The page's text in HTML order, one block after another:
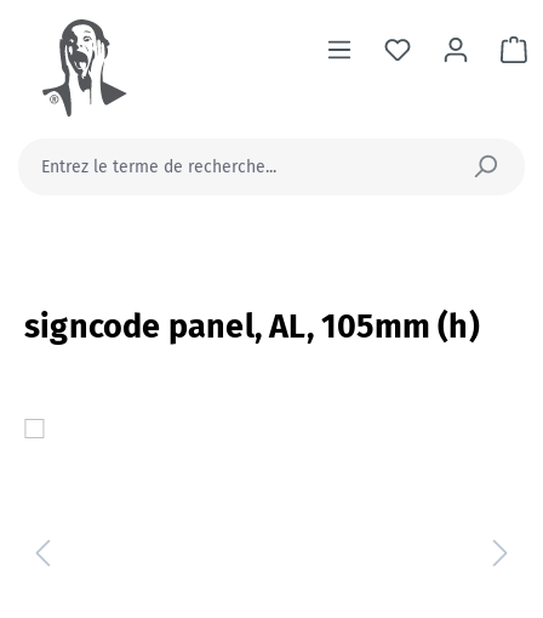
principal
signcode panel, AL, 105mm (h)